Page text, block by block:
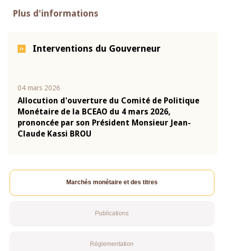
Plus d'informations
Interventions du Gouverneur
04 mars 2026
Allocution d'ouverture du Comité de Politique
Monétaire de la BCEAO du 4 mars 2026,
prononcée par son Président Monsieur Jean-
Claude Kassi BROU
Marchés monétaire et des titres
Publications
Réglementation